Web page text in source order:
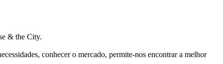
& the City.
conhecer o mercado, permite-nos encontrar a melhor